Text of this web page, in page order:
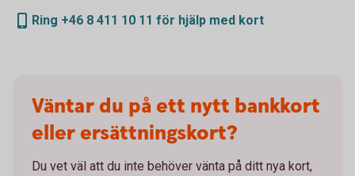
Ring +46 8 411 10 11 för hjälp med kort
Väntar du på ett nytt bankkort
eller ersättningskort?
Du vet väl att du inte behöver vänta på ditt nya kort,